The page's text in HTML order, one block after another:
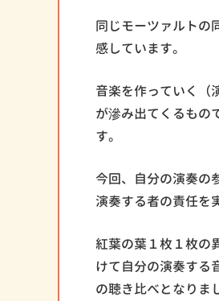
同じモーツァルトの
感しています。
音楽を作っていく（
が滲み出てくるもの
す。
今回、自分の演奏の
演奏する者の責任を
紅葉の葉１枚１枚の
けて自分の演奏する
の聴き比べとなりま